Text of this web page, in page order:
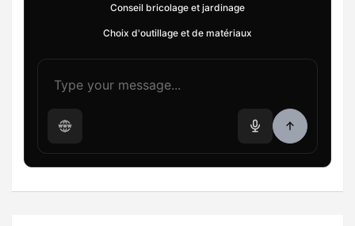
Conseil bricolage et jardinage
Choix d'outillage et de matériaux